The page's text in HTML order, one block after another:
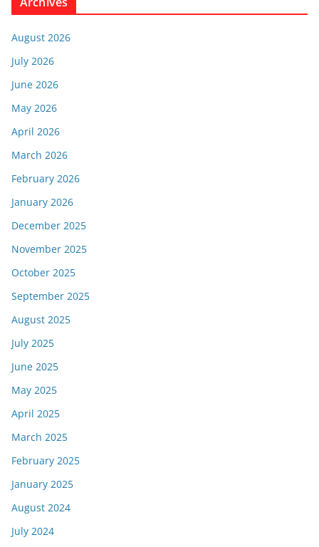
August 2026
July 2026
June 2026
May 2026
April 2026
March 2026
February 2026
January 2026
December 2025
November 2025
October 2025
September 2025
August 2025
July 2025
June 2025
May 2025
April 2025
March 2025
February 2025
January 2025
August 2024
July 2024